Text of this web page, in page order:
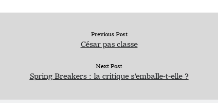
Previous Post
César pas classe
Next Post
Spring Breakers : la critique s’emballe-t-elle ?